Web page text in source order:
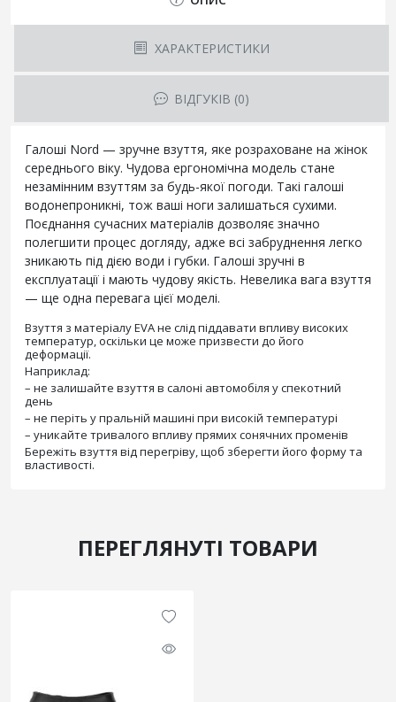
ХАРАКТЕРИСТИКИ
ВІДГУКІВ (0)
Галоші Nord — зручне взуття, яке розраховане на жінок
середнього віку. Чудова ергономічна модель стане
незамінним взуттям за будь-якої погоди. Такі галоші
водонепроникні, тож ваші ноги залишаться сухими.
Поєднання сучасних матеріалів дозволяє значно
полегшити процес догляду, адже всі забруднення легко
зникають під дією води і губки. Галоші зручні в
експлуатації і мають чудову якість. Невелика вага взуття
— ще одна перевага цієї моделі.
Взуття з матеріалу EVA не слід піддавати впливу високих
температур, оскільки це може призвести до його
деформації.
Наприклад:
– не залишайте взуття в салоні автомобіля у спекотний
день
– не періть у пральній машині при високій температурі
– уникайте тривалого впливу прямих сонячних променів
Бережіть взуття від перегріву, щоб зберегти його форму та
властивості.
ПЕРЕГЛЯНУТІ ТОВАРИ